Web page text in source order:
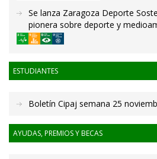
Se lanza Zaragoza Deporte
pionera sobre deporte y
ESTUDIANTES
Boletín Cipaj semana 25
AYUDAS, PREMIOS Y BECAS